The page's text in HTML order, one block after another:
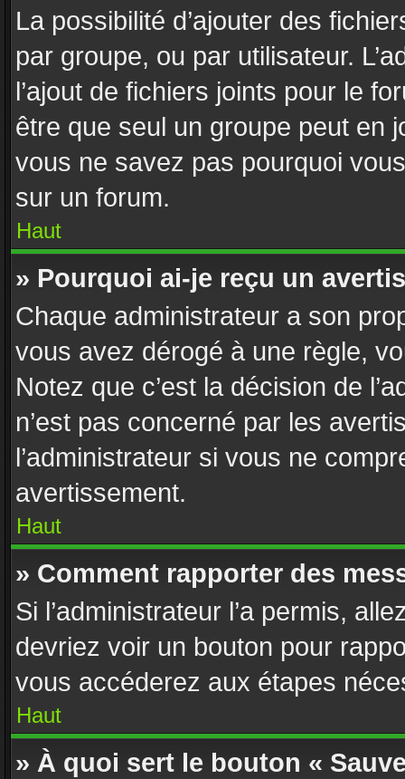
La possibilité d’ajouter des
par groupe, ou par utilisateur.
l’ajout de fichiers joints pour le
être que seul un groupe peut en
vous ne savez pas pourquoi
sur un forum.
Haut
» Pourquoi ai-je reçu un
Chaque administrateur a son
vous avez dérogé à une règle,
Notez que c’est la décision de
n’est pas concerné par les
l’administrateur si vous ne
avertissement.
Haut
» Comment rapporter des
Si l’administrateur l’a permis,
devriez voir un bouton pour
vous accéderez aux étapes
Haut
» À quoi sert le bouton «